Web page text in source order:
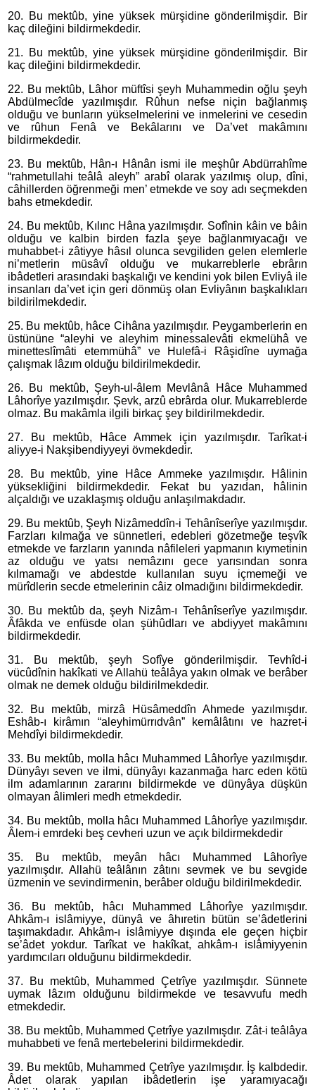
20. Bu mektûb, yine yüksek mürşidine gönderilmişdir. Bir
kaç dileğini bildirmekdedir.
21. Bu mektûb, yine yüksek mürşidine gönderilmişdir. Bir
kaç dileğini bildirmekdedir.
22. Bu mektûb, Lâhor müftîsi şeyh Muhammedin oğlu şeyh
Abdülmecîde yazılmışdır. Rûhun nefse niçin bağlanmış
olduğu ve bunların yükselmelerini ve inmelerini ve cesedin
ve rûhun Fenâ ve Bekâlarını ve Da’vet makâmını
bildirmekdedir.
23. Bu mektûb, Hân-ı Hânân ismi ile meşhûr Abdürrahîme
“rahmetullahi teâlâ aleyh” arabî olarak yazılmış olup, dîni,
câhillerden öğrenmeği men’ etmekde ve soy adı seçmekden
bahs etmekdedir.
24. Bu mektûb, Kılınc Hâna yazılmışdır. Sofînin kâin ve bâin
olduğu ve kalbin birden fazla şeye bağlanmıyacağı ve
muhabbet-i zâtiyye hâsıl olunca sevgiliden gelen elemlerle
ni’metlerin müsâvî olduğu ve mukarreblerle ebrârın
ibâdetleri arasındaki başkalığı ve kendini yok bilen Evliyâ ile
insanları da’vet için geri dönmüş olan Evliyânın başkalıkları
bildirilmekdedir.
25. Bu mektûb, hâce Cihâna yazılmışdır. Peygamberlerin en
üstününe “aleyhi ve aleyhim minessalevâti ekmelühâ ve
minetteslîmâti etemmühâ” ve Hulefâ-i Râşidîne uymağa
çalışmak lâzım olduğu bildirilmekdedir.
26. Bu mektûb, Şeyh-ul-âlem Mevlânâ Hâce Muhammed
Lâhorîye yazılmışdır. Şevk, arzû ebrârda olur. Mukarreblerde
olmaz. Bu makâmla ilgili birkaç şey bildirilmekdedir.
27. Bu mektûb, Hâce Ammek için yazılmışdır. Tarîkat-i
aliyye-i Nakşibendiyyeyi övmekdedir.
28. Bu mektûb, yine Hâce Ammeke yazılmışdır. Hâlinin
yüksekliğini bildirmekdedir. Fekat bu yazıdan, hâlinin
alçaldığı ve uzaklaşmış olduğu anlaşılmakdadır.
29. Bu mektûb, Şeyh Nizâmeddîn-i Tehânîserîye yazılmışdır.
Farzları kılmağa ve sünnetleri, edebleri gözetmeğe teşvîk
etmekde ve farzların yanında nâfileleri yapmanın kıymetinin
az olduğu ve yatsı nemâzını gece yarısından sonra
kılmamağı ve abdestde kullanılan suyu içmemeği ve
mürîdlerin secde etmelerinin câiz olmadığını bildirmekdedir.
30. Bu mektûb da, şeyh Nizâm-ı Tehânîserîye yazılmışdır.
Âfâkda ve enfüsde olan şühûdları ve abdiyyet makâmını
bildirmekdedir.
31. Bu mektûb, şeyh Sofîye gönderilmişdir. Tevhîd-i
vücûdînin hakîkati ve Allahü teâlâya yakın olmak ve berâber
olmak ne demek olduğu bildirilmekdedir.
32. Bu mektûb, mirzâ Hüsâmeddîn Ahmede yazılmışdır.
Eshâb-ı kirâmın “aleyhimürrıdvân” kemâlâtını ve hazret-i
Mehdîyi bildirmekdedir.
33. Bu mektûb, molla hâcı Muhammed Lâhorîye yazılmışdır.
Dünyâyı seven ve ilmi, dünyâyı kazanmağa harc eden kötü
ilm adamlarının zararını bildirmekde ve dünyâya düşkün
olmayan âlimleri medh etmekdedir.
34. Bu mektûb, molla hâcı Muhammed Lâhorîye yazılmışdır.
Âlem-i emrdeki beş cevheri uzun ve açık bildirmekdedir
35. Bu mektûb, meyân hâcı Muhammed Lâhorîye
yazılmışdır. Allahü teâlânın zâtını sevmek ve bu sevgide
üzmenin ve sevindirmenin, berâber olduğu bildirilmekdedir.
36. Bu mektûb, hâcı Muhammed Lâhorîye yazılmışdır.
Ahkâm-ı islâmiyye, dünyâ ve âhıretin bütün se’âdetlerini
taşımakdadır. Ahkâm-ı islâmiyye dışında ele geçen hiçbir
se’âdet yokdur. Tarîkat ve hakîkat, ahkâm-ı islâmiyyenin
yardımcıları olduğunu bildirmekdedir.
37. Bu mektûb, Muhammed Çetrîye yazılmışdır. Sünnete
uymak lâzım olduğunu bildirmekde ve tesavvufu medh
etmekdedir.
38. Bu mektûb, Muhammed Çetrîye yazılmışdır. Zât-i teâlâya
muhabbeti ve fenâ mertebelerini bildirmekdedir.
39. Bu mektûb, Muhammed Çetrîye yazılmışdır. İş kalbdedir.
Âdet olarak yapılan ibâdetlerin işe yaramıyacağı